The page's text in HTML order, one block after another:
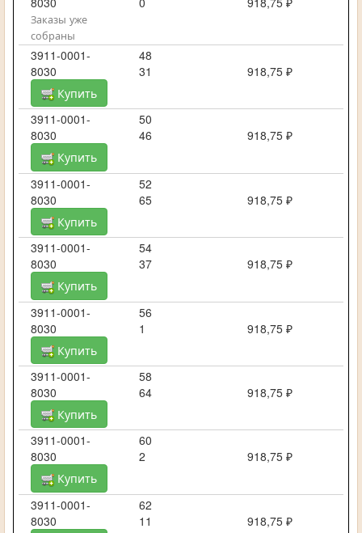
Заказы уже
собраны
3911-0001-
8030
48
31
918,75 ₽
Купить
3911-0001-
8030
50
46
918,75 ₽
Купить
3911-0001-
8030
52
65
918,75 ₽
Купить
3911-0001-
8030
54
37
918,75 ₽
Купить
3911-0001-
8030
56
1
918,75 ₽
Купить
3911-0001-
8030
58
64
918,75 ₽
Купить
3911-0001-
8030
60
2
918,75 ₽
Купить
3911-0001-
8030
62
11
918,75 ₽